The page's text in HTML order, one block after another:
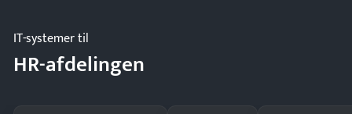
IT-systemer til
HR-afdelingen